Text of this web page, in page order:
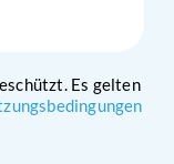
Es gelten